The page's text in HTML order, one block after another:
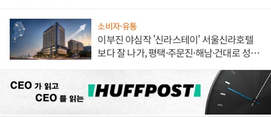
소비자·유통
이부진 야심작 '신라스테이' 서울신라호텔
보다 잘 나가, 평택·주문진·해남·건대로 성